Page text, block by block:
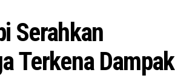
Serahkan
Terkena Dampak